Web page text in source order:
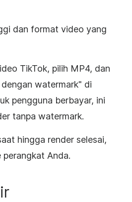
dan format video yang
TikTok, pilih MP4, dan
watermark" di
pengguna berbayar, ini
tanpa watermark.
hingga render selesai,
perangkat Anda.